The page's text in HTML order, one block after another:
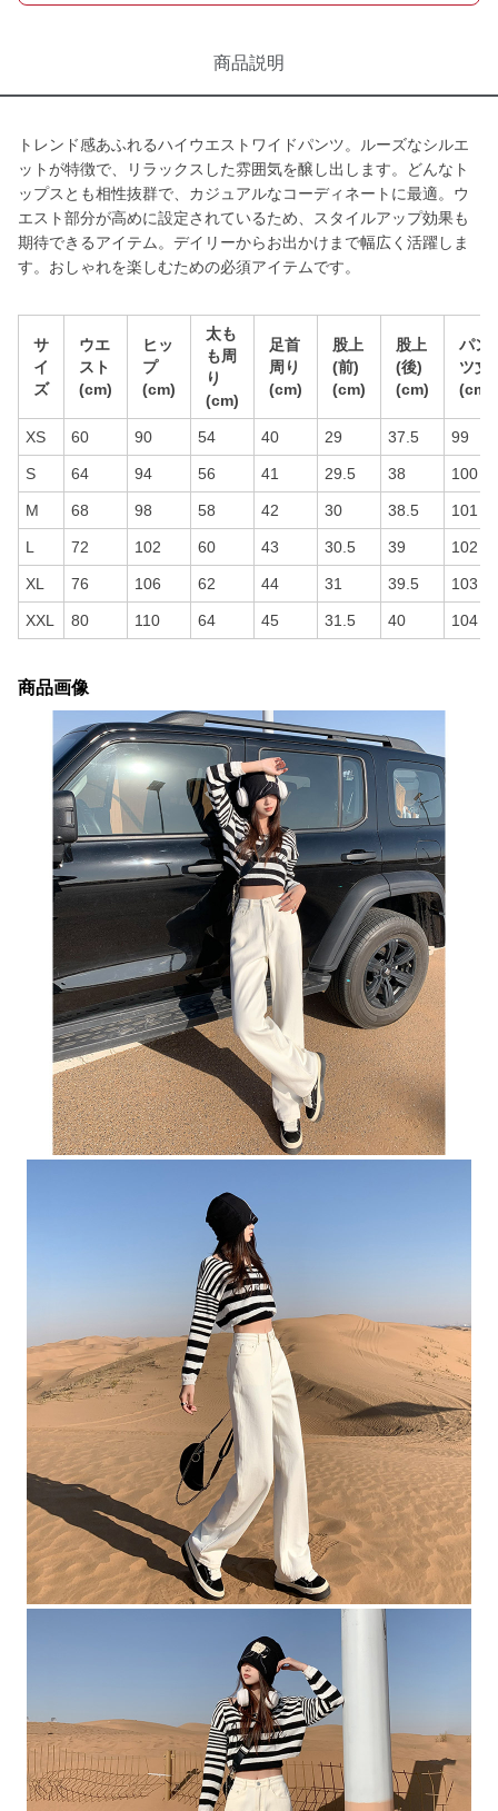
商品説明
トレンド感あふれるハイウエストワイドパンツ。ルーズなシルエ
ットが特徴で、リラックスした雰囲気を醸し出します。どんなト
ップスとも相性抜群で、カジュアルなコーディネートに最適。ウ
エスト部分が高めに設定されているため、スタイルアップ効果も
期待できるアイテム。デイリーからお出かけまで幅広く活躍しま
す。おしゃれを楽しむための必須アイテムです。
サ
イ
ズ
ウエ
スト
(cm)
ヒッ
プ
(cm)
太も
も周
り
(cm)
足首
周り
(cm)
股上
(前)
(cm)
股上
(後)
(cm)
パン
ツ丈
(cm)
XS 60 90 54 40 29 37.5 99
S 64 94 56 41 29.5 38 100
M 68 98 58 42 30 38.5 101
L 72 102 60 43 30.5 39 102
XL 76 106 62 44 31 39.5 103
XXL 80 110 64 45 31.5 40 104
商品画像